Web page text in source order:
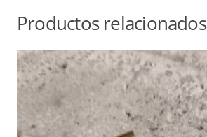
Productos relacionados